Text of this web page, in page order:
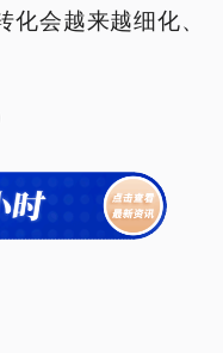
会越来越细化、